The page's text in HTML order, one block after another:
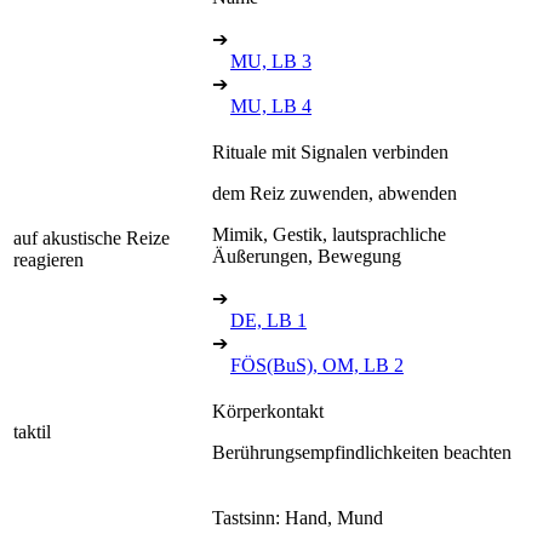
➔
MU, LB 3
➔
MU, LB 4
auf akustische Reize
reagieren
Rituale mit Signalen verbinden
dem Reiz zuwenden, abwenden
Mimik, Gestik, lautsprachliche
Äußerungen, Bewegung
➔
DE, LB 1
➔
FÖS(BuS), OM, LB 2
taktil
Körperkontakt
Berührungsempfindlichkeiten beachten
Tastsinn: Hand, Mund